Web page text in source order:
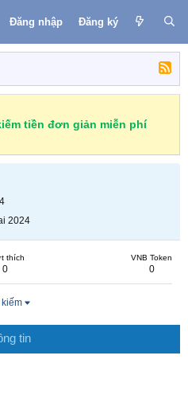
Đăng nhập Đăng ký
tiền đơn giản miễn phí
2024
thích
0
VNB Token
0
kiếm
tin